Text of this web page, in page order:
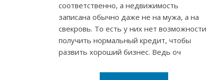
соответственно, а недвижимость
записана обычно даже не на мужа, а на
свекровь. То есть у них нет возможности
получить нормальный кредит, чтобы
развить хороший бизнес. Ведь оч